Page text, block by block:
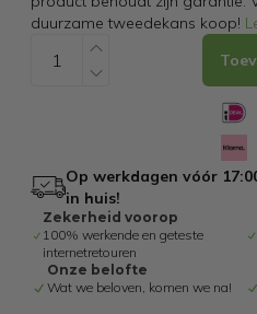
duurzame tweedekans koop!
Op werkdagen vóór
in huis!
Zekerheid voorop
100% werkende en geteste
internetretouren
Onze belofte
Wat we beloven, komen we na!